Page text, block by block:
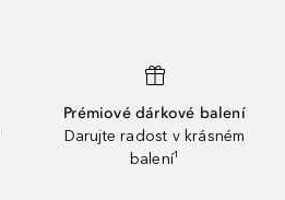
Prémiové dárkové balení
Darujte radost v krásném
balení¹